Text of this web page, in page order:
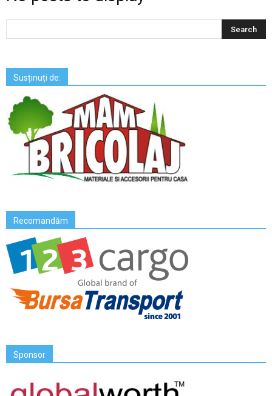
Susținuți de:
Recomandăm
Sponsor